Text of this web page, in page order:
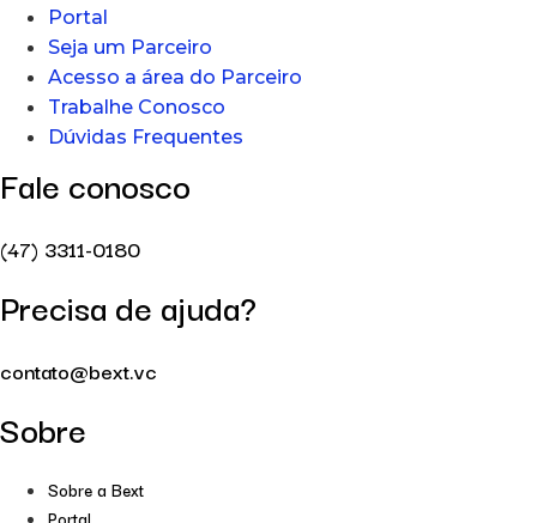
Portal
Seja um Parceiro
Acesso a área do Parceiro
Trabalhe Conosco
Dúvidas Frequentes
Fale conosco
(47) 3311-0180
Precisa de ajuda?
contato@bext.vc
Sobre
Sobre a Bext